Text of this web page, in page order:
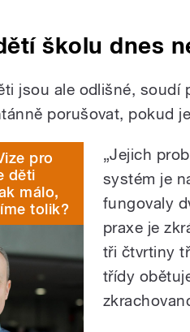
školu dnes
jsou ale odlišné, soudí
porušovat, pokud
pro
děti
málo,
tolik?
„Jejich
systém je
fungovaly
praxe je
tři čtvrtiny
třídy